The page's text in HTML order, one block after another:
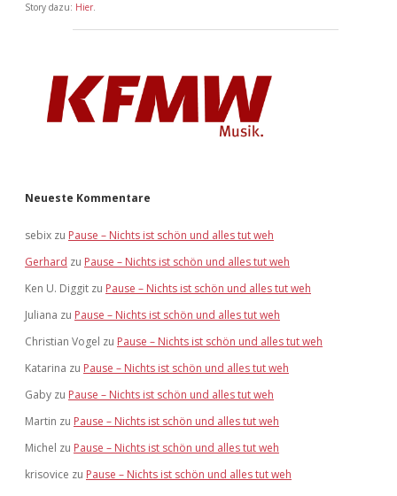
Story dazu: Hier.
Neueste Kommentare
sebix zu Pause – Nichts ist schön und alles tut weh
Gerhard zu Pause – Nichts ist schön und alles tut weh
Ken U. Diggit zu Pause – Nichts ist schön und alles tut weh
Juliana zu Pause – Nichts ist schön und alles tut weh
Christian Vogel zu Pause – Nichts ist schön und alles tut weh
Katarina zu Pause – Nichts ist schön und alles tut weh
Gaby zu Pause – Nichts ist schön und alles tut weh
Martin zu Pause – Nichts ist schön und alles tut weh
Michel zu Pause – Nichts ist schön und alles tut weh
krisovice zu Pause – Nichts ist schön und alles tut weh